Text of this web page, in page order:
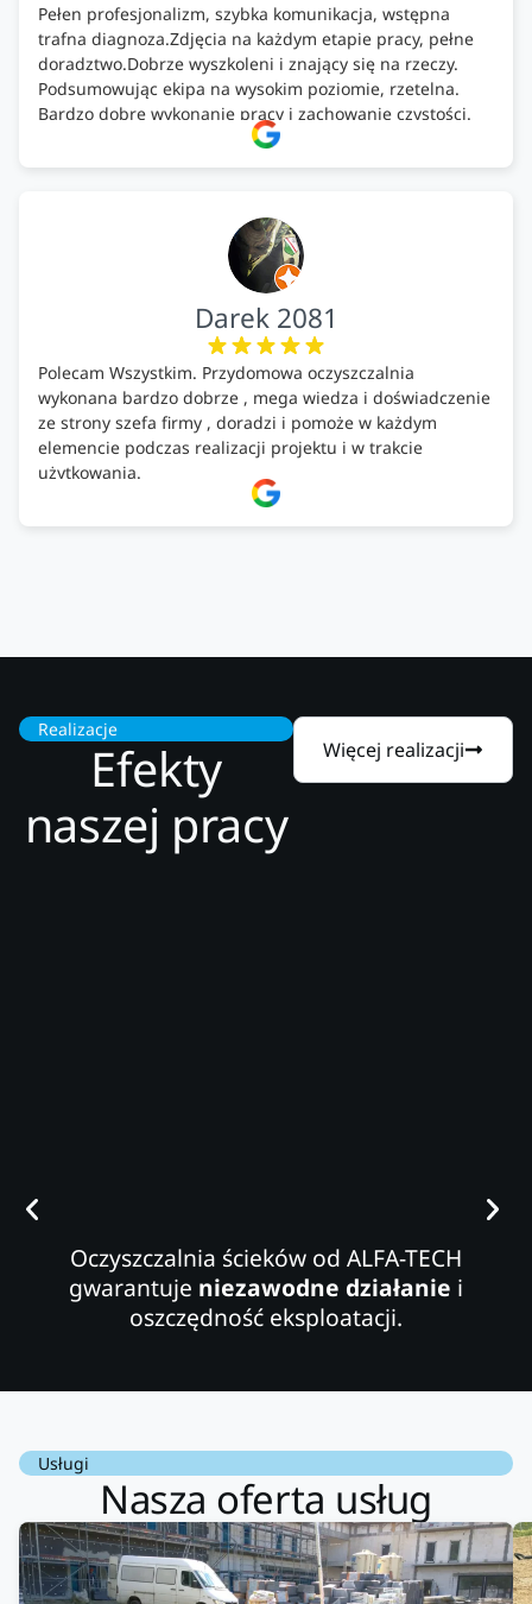
Pełen profesjonalizm, szybka komunikacja, wstępna
trafna diagnoza.Zdjęcia na każdym etapie pracy, pełne
doradztwo.Dobrze wyszkoleni i znający się na rzeczy.
Podsumowując ekipa na wysokim poziomie, rzetelna.
Bardzo dobre wykonanie pracy i zachowanie czystości.
Darek 2081
Polecam Wszystkim. Przydomowa oczyszczalnia
wykonana bardzo dobrze , mega wiedza i doświadczenie
ze strony szefa firmy , doradzi i pomoże w każdym
elemencie podczas realizacji projektu i w trakcie
użytkowania.
Firma godna zaufania. Tak trzymać!
Realizacje
Efekty
naszej pracy
Więcej realizacji
Oczyszczalnia ścieków od ALFA-TECH
gwarantuje niezawodne działanie i
oszczędność eksploatacji.
Usługi
Nasza oferta usług